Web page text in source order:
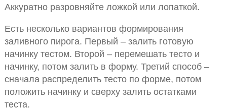
Аккуратно разровняйте ложкой или лопаткой.
Есть несколько вариантов формирования
заливного пирога. Первый – залить готовую
начинку тестом. Второй – перемешать тесто и
начинку, потом залить в форму. Третий способ –
сначала распределить тесто по форме, потом
положить начинку и сверху залить остатками
теста.